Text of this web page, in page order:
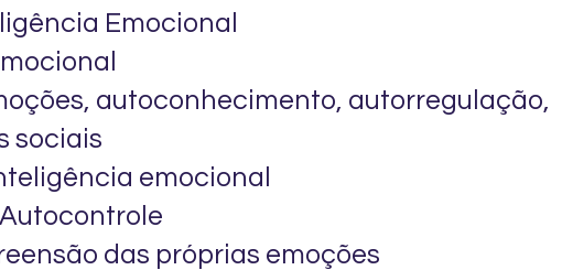
Emocional
autoconhecimento, autorregulação,
sociais
emocional
das próprias emoções